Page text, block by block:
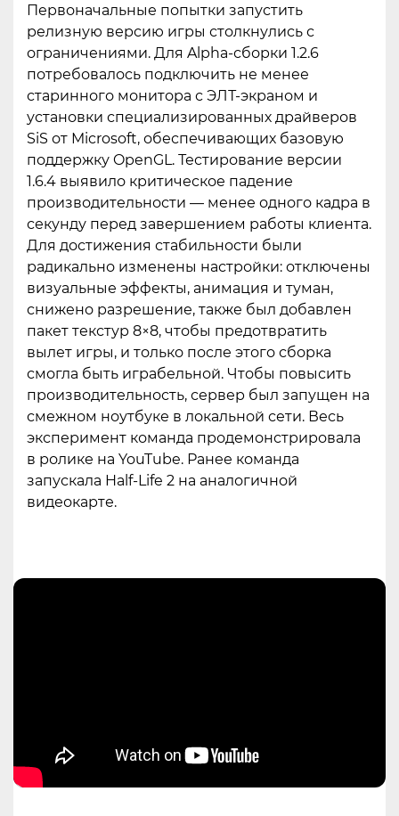
Первоначальные попытки запустить
релизную версию игры столкнулись с
ограничениями. Для Alpha-сборки 1.2.6
потребовалось подключить не менее
старинного монитора с ЭЛТ-экраном и
установки специализированных драйверов
SiS от Microsoft, обеспечивающих базовую
поддержку OpenGL. Тестирование версии
1.6.4 выявило критическое падение
производительности — менее одного кадра в
секунду перед завершением работы клиента.
Для достижения стабильности были
радикально изменены настройки: отключены
визуальные эффекты, анимация и туман,
снижено разрешение, также был добавлен
пакет текстур 8×8, чтобы предотвратить
вылет игры, и только после этого сборка
смогла быть играбельной. Чтобы повысить
производительность, сервер был запущен на
смежном ноутбуке в локальной сети. Весь
эксперимент команда продемонстрировала
в ролике на YouTube. Ранее команда
запускала Half-Life 2 на аналогичной
видеокарте.